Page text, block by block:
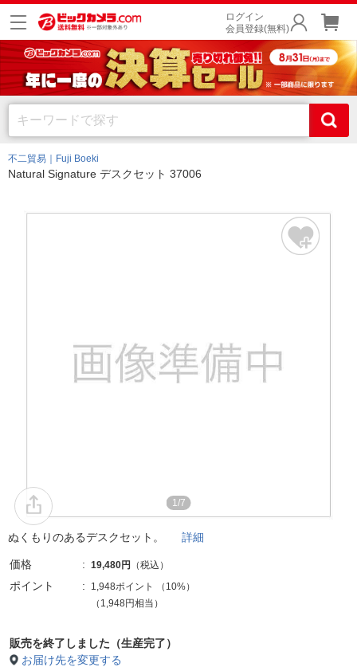
ログイン
会員登録(無料)
不二貿易｜Fuji Boeki
Natural Signature デスクセット 37006
1/7
ぬくもりのあるデスクセット。 詳細
価格 19,480円 （税込）
ポイント 1,948ポイント （ 10%）
（1,948円相当）
販売を終了しました（生産完了）
お届け先を変更する